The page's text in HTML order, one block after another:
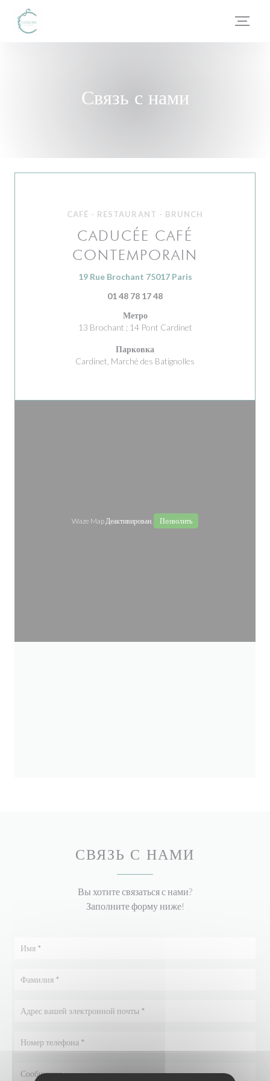
Панель управления cookies
Связь с нами
CAFÉ - RESTAURANT - BRUNCH
CADUCÉE CAFÉ
CONTEMPORAIN
19 Rue Brochant 75017 Paris((открывается в
01 48 78 17 48
Метро
13 Brochant ; 14 Pont Cardinet
Парковка
Cardinet, Marché des Batignolles
Waze Map Деактивирован. Позволить
СВЯЗЬ С НАМИ
Вы хотите связаться с нами?
Заполните форму ниже!